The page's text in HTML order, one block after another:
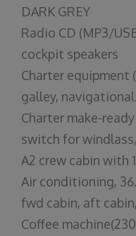
DARK GREY
Radio CD (MP3/
cockpit speakers
Charter equipment
galley,
Charter make-
switch for
A2 crew cabin with
Air conditioning,
fwd cabin, aft
Coffee